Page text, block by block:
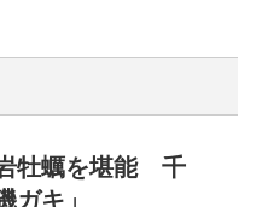
牡蠣を堪能 千
ガキ」